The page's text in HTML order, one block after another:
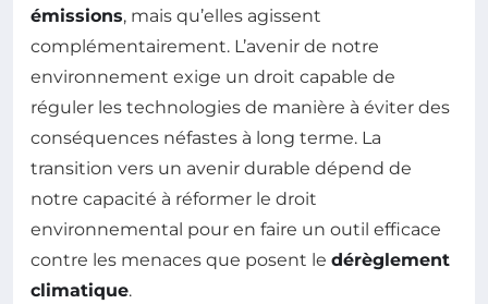
émissions, mais qu’elles agissent
complémentairement. L’avenir de notre
environnement exige un droit capable de
réguler les technologies de manière à éviter des
conséquences néfastes à long terme. La
transition vers un avenir durable dépend de
notre capacité à réformer le droit
environnemental pour en faire un outil efficace
contre les menaces que posent le dérèglement
climatique.